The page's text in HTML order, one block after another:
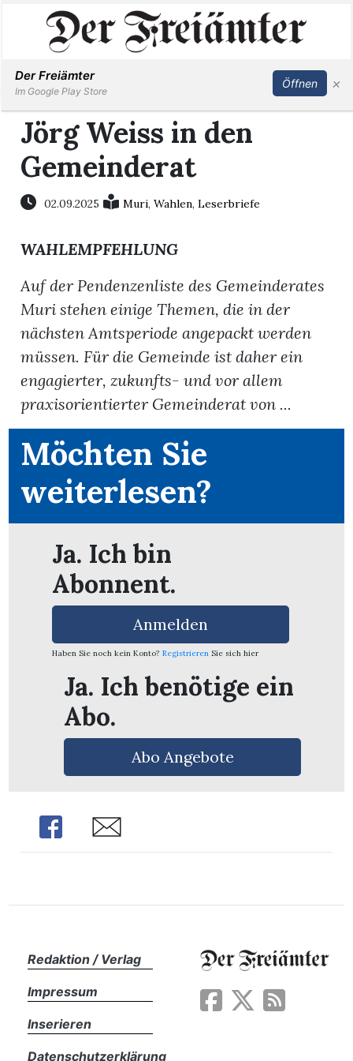
Immobilien
Veranstaltungen
Stellen
E-
Paper
Newsletter
App
Inserieren Abonnieren Anmelden
Jörg Weiss in den
Gemeinderat
02.09.2025 Muri,Wahlen,Leserbriefe
WAHLEMPFEHLUNG
Auf der Pendenzenliste des Gemeinderates
Muri stehen einige Themen, die in der
nächsten Amtsperiode angepackt werden
müssen. Für die Gemeinde ist daher ein
engagierter, zukunfts- und vor allem
praxisorientierter Gemeinderat von ...
Möchten Sie
weiterlesen?
Ja. Ich bin
Abonnent.
Anmelden
Haben Sie noch kein Konto? Registrieren Sie sich hier
Ja. Ich benötige ein
Abo.
Abo Angebote
Share Share
Redaktion / Verlag
Impressum
Inserieren
Datenschutzerklärung
Der Freiämter
Im Google Play Store
Öffnen ×